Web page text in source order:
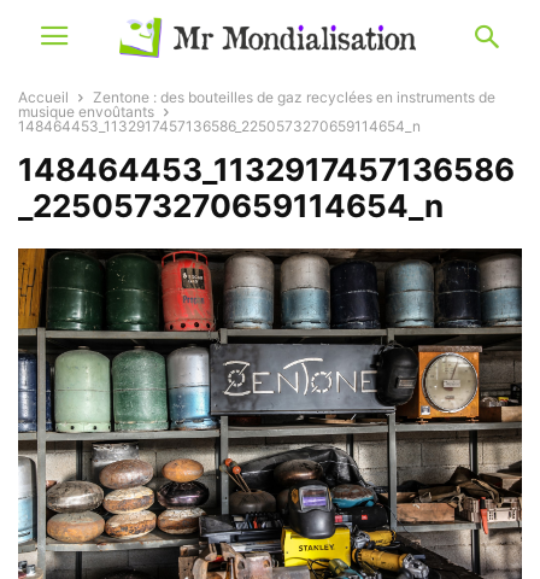
Accueil
Zentone : des bouteilles de gaz recyclées en instruments de
musique envoûtants
148464453_1132917457136586_2250573270659114654_n
148464453_1132917457136586
_2250573270659114654_n